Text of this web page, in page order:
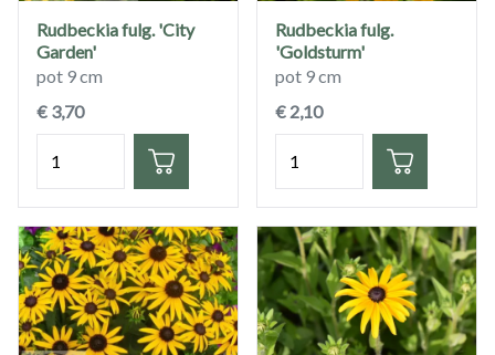
Rudbeckia fulg. 'City
Garden'
pot 9 cm
€ 3,70
Rudbeckia fulg.
'Goldsturm'
pot 9 cm
€ 2,10